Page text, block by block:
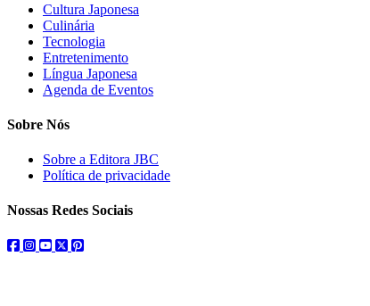
Cultura Japonesa
Culinária
Tecnologia
Entretenimento
Língua Japonesa
Agenda de Eventos
Sobre Nós
Sobre a Editora JBC
Política de privacidade
Nossas Redes Sociais
facebook
instagram
youtube
twitterpinterest